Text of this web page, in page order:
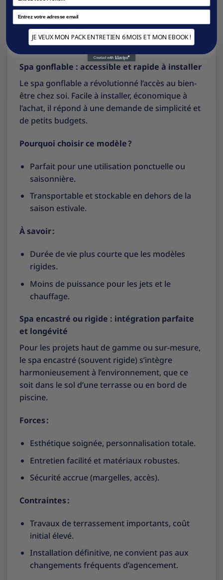
Capacité et puissance limitées par rapport à
un modèle fixe.
Isolation thermique parfois moins efficace.
Spa gonflable : accessible et rapide à installer
Le spa gonflable a révolutionné l’accès au bien-
être chez soi. Facile à installer, économique à
l’achat, il répond à une demande de simplicité et
de petits budgets.
Pourquoi choisir ce modèle ?
Parfait pour une utilisation ponctuelle ou
saisonnière.
Transportable et stockable en dehors de la
saison estivale.
À savoir :
Durée de vie plus courte que les modèles
rigides.
Moins de puissance pour les jets et le
chauffage.
Spa encastré ou rigide : intégration parfaite
et longévité
Pour les projets haut de gamme ou sur-mesure,
le spa encastré (souvent rigide) s’intègre
harmonieusement à l’environnement, que ce
soit dans le sol d’une terrasse ou en bord de
piscine.
Forces :
Esthétique soignée, personnalisation totale.
Entretien facilité et matériaux robustes.
Sécurité accrue (margelles, accès).
Contraintes :
Travaux de terrassement importants, coût
initial élevé.
Installation définitive, ne convient pas aux
changements fréquents d’agencement.
Email
JE VEUX MON PACK ENTRETIEN 6 MOIS ET MON EBOOK !